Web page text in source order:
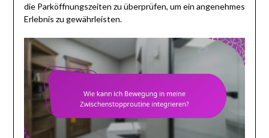
die Parköffnungszeiten zu überprüfen, um ein angenehmes
Erlebnis zu gewährleisten.